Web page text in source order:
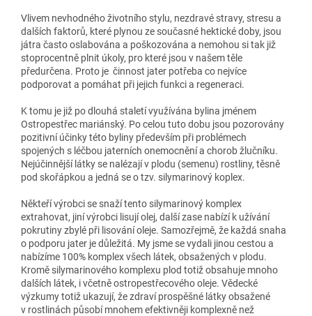
Vlivem nevhodného životního stylu, nezdravé stravy, stresu a
dalších faktorů, které plynou ze současné hektické doby, jsou
játra často oslabována a poškozována a nemohou si tak již
stoprocentně plnit úkoly, pro které jsou v našem těle
předurčena. Proto je činnost jater potřeba co nejvíce
podporovat a pomáhat při jejich funkci a regeneraci.
K tomu je již po dlouhá staletí využívána bylina jménem
Ostropestřec mariánský. Po celou tuto dobu jsou pozorovány
pozitivní účinky této byliny především při problémech
spojených s léčbou jaterních onemocnění a chorob žlučníku.
Nejúčinnější látky se nalézají v plodu (semenu) rostliny, těsně
pod skořápkou a jedná se o tzv. silymarinový koplex.
Někteří výrobci se snaží tento silymarinový komplex
extrahovat, jiní výrobci lisují olej, další zase nabízí k užívání
pokrutiny zbylé při lisování oleje. Samozřejmě, že každá snaha
o podporu jater je důležitá. My jsme se vydali jinou cestou a
nabízíme 100% komplex všech látek, obsažených v plodu.
Kromě silymarinového komplexu plod totiž obsahuje mnoho
dalších látek, i včetně ostropestřecového oleje. Vědecké
výzkumy totiž ukazují, že zdraví prospěšné látky obsažené
v rostlinách působí mnohem efektivněji komplexně než